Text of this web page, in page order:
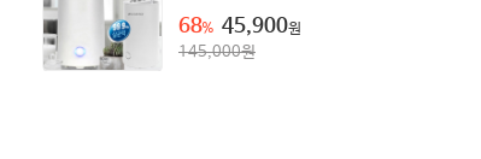
68% 45,900원
145,000원